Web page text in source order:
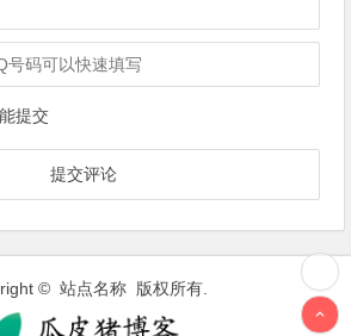
提交
© 站点名称 版权所有.